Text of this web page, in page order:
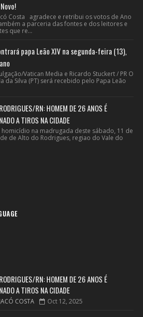
Costa agradece e retribui os votos de Ano
a parceria das fontes e dos leitores e
que re...
papa Leão XIV na segunda-feira (13),
Vatican Media e Ricardo Stuckert / PR O
da Silva (PT) será recebido pelo Papa Leão
RN: HOMEM DE 26 ANOS É
A TIROS NA CIDADE
homicídio na madrugada deste sábado, 11 de
de Alto do Rodrigues, regiao do Vale do
RN: HOMEM DE 26 ANOS É
A TIROS NA CIDADE
COSTA Oct 12, 2025